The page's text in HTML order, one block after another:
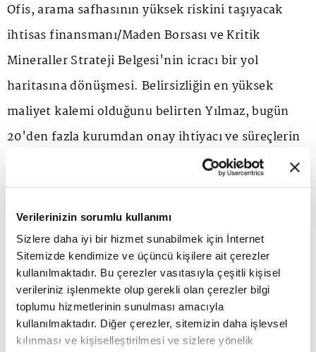
Verilerinizin sorumlu kullanımı
Sizlere daha iyi bir hizmet sunabilmek için İnternet
Sitemizde kendimize ve üçüncü kişilere ait çerezler
kullanılmaktadır. Bu çerezler vasıtasıyla çeşitli kişisel
verileriniz işlenmekte olup gerekli olan çerezler bilgi
toplumu hizmetlerinin sunulması amacıyla
kullanılmaktadır. Diğer çerezler, sitemizin daha işlevsel
kılınması ve kişiselleştirilmesi ve sizlere yönelik
Ofis, arama safhasının yüksek riskini taşıyacak
ihtisas finansmanı/Maden Borsası ve Kritik
Mineraller Strateji Belgesi'nin icracı bir yol
haritasına dönüşmesi. Belirsizliğin en yüksek
maliyet kalemi olduğunu belirten Yılmaz, bugün
20'den fazla kurumdan onay ihtiyacı ve süreçlerin
yıllara yayılmasının iştahı doğrudan zedelediğini
ifade ediyor.
2025'in 6,2 milyar dolarlık ihracat performansıyla
kapatıldığını 2026'da 10 milyar doların
hedeflendiğini aktaran Yılmaz, bunun yalnızca
üretim miktarıyla değil cevherin içeride işleyip
katma değerinin yükseltilerek başarılacağını